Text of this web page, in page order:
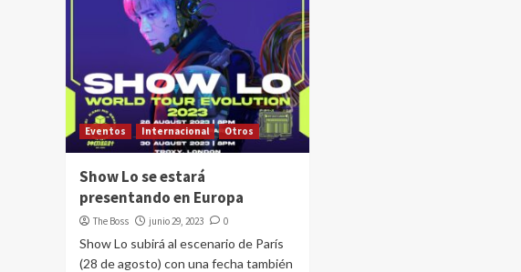
Eventos Internacional Otros
Show Lo se estará
presentando en Europa
The Boss junio 29, 2023 0
Show Lo subirá al escenario de París
(28 de agosto) con una fecha también